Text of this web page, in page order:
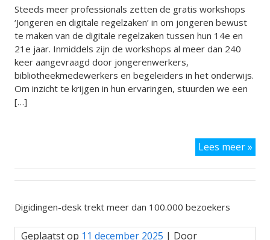
Steeds meer professionals zetten de gratis workshops
‘Jongeren en digitale regelzaken’ in om jongeren bewust
te maken van de digitale regelzaken tussen hun 14e en
21e jaar. Inmiddels zijn de workshops al meer dan 240
keer aangevraagd door jongerenwerkers,
bibliotheekmedewerkers en begeleiders in het onderwijs.
Om inzicht te krijgen in hun ervaringen, stuurden we een
[…]
Lees meer »
met
de
Digidingen-desk trekt meer dan 100.000 bezoekers
Geplaatst op 11 december 2025 | Door